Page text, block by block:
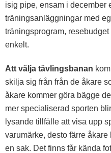
isig pipe, ensam i december
träningsanläggningar med
träningsprogram,
enkelt.
Att välja tävlingsbanan
skilja sig från från de åkare
åkare kommer göra bägge
mer specialiserad sporten
lysande tillfälle att visa upp
varumärke, desto färre
en sak. Det finns får kända